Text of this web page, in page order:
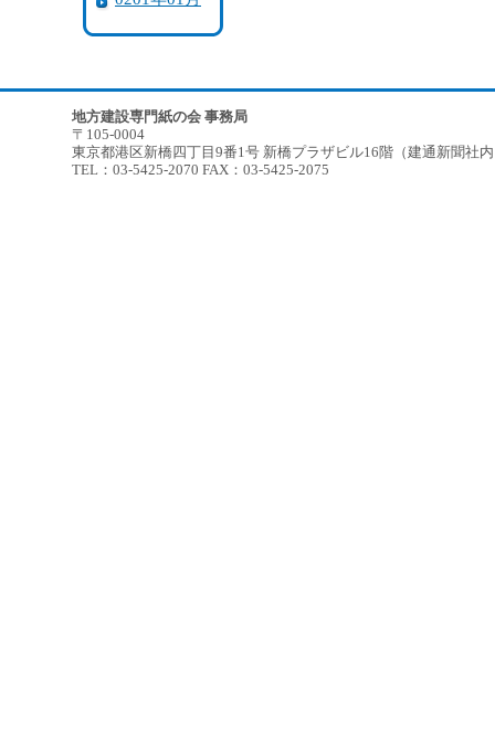
地方建設専門紙の会 事務局
〒105-0004
東京都港区新橋四丁目9番1号 新橋プラザビル16階（建通新聞社
TEL：03-5425-2070 FAX：03-5425-2075